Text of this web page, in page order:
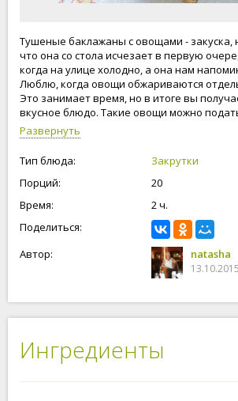
Тушеные баклажаны с овощами - закуска,
что она со стола исчезает в первую
когда на улице холодно, а она нам
Люблю, когда овощи обжариваются
Это занимает время, но в итоге вы
вкусное блюдо. Такие овощи можно
праздничный стол, гости будут в восторге.
блюдо актуально во время поста.
овощами - это очень вкусно!!!!
Развернуть
Тип блюда:
Закрутки
Порций:
20
Время:
2 ч.
Поделиться:
Автор:
natasha
13.10.2015
Ингредиенты